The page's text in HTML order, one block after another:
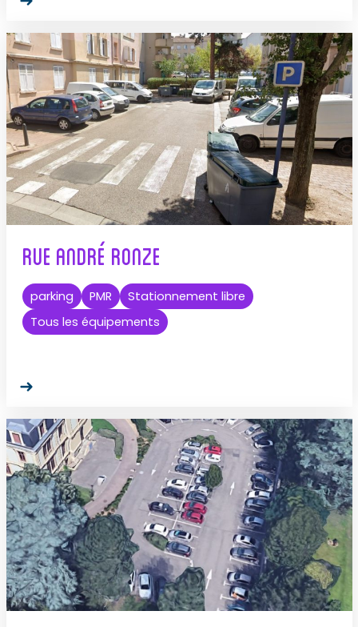
Rue André Ronze
parking PMR
Stationnement libre
Tous les équipements